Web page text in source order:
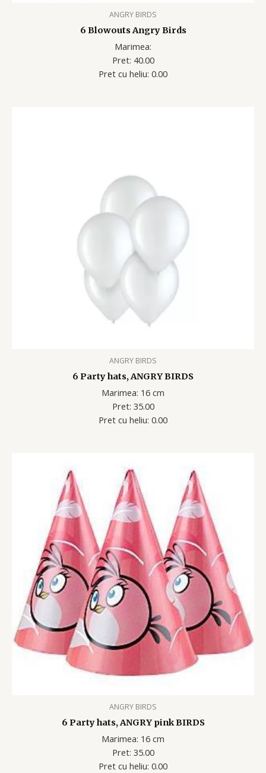
ANGRY BIRDS
6 Blowouts Angry Birds
Marimea:
Pret: 40.00
Pret cu heliu: 0.00
ANGRY BIRDS
6 Party hats, ANGRY BIRDS
Marimea: 16 cm
Pret: 35.00
Pret cu heliu: 0.00
ANGRY BIRDS
6 Party hats, ANGRY pink BIRDS
Marimea: 16 cm
Pret: 35.00
Pret cu heliu: 0.00